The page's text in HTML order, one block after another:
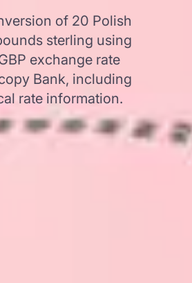
of 20 Polish
sterling using
exchange rate
Bank, including
rate information.